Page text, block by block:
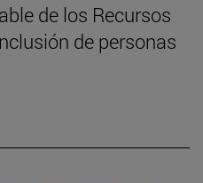
de los Recursos
de personas